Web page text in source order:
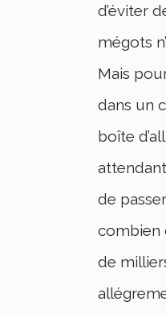
d’éviter
mégots
Mais
dans un
boîte
de
combien
de